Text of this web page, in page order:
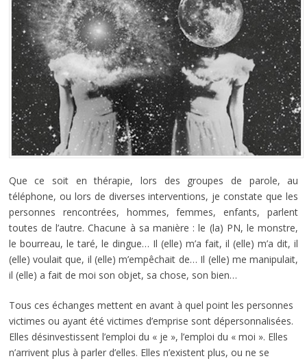
Que ce soit en thérapie, lors des groupes de parole, au
téléphone, ou lors de diverses interventions, je constate que les
personnes rencontrées, hommes, femmes, enfants, parlent
toutes de l’autre. Chacune à sa manière : le (la) PN, le monstre,
le bourreau, le taré, le dingue… Il (elle) m’a fait, il (elle) m’a dit, il
(elle) voulait que, il (elle) m’empêchait de… Il (elle) me manipulait,
il (elle) a fait de moi son objet, sa chose, son bien…
Tous ces échanges mettent en avant à quel point les personnes
victimes ou ayant été victimes d’emprise sont dépersonnalisées.
Elles désinvestissent l’emploi du « je », l’emploi du « moi ». Elles
n’arrivent plus à parler d’elles. Elles n’existent plus, ou ne se